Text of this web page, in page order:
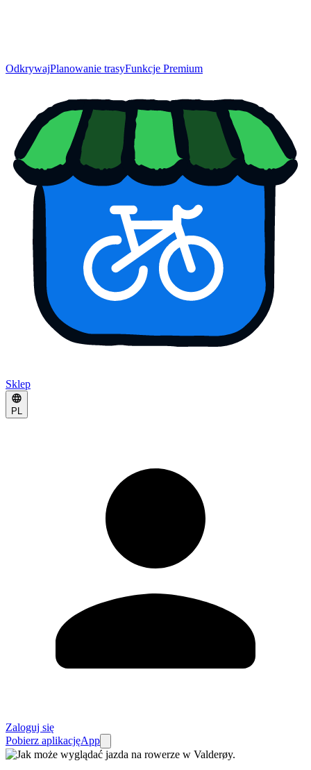
OdkrywajPlanowanie trasyFunkcje Premium
Sklep
PL
Zaloguj się
Pobierz aplikacjęApp